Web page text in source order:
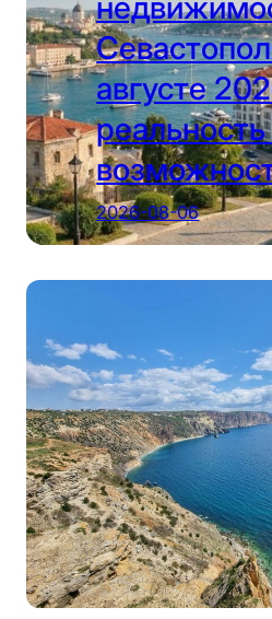
августе
2026-08-06